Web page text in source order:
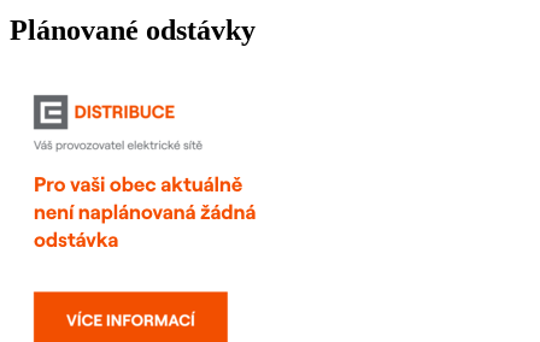
Plánované odstávky